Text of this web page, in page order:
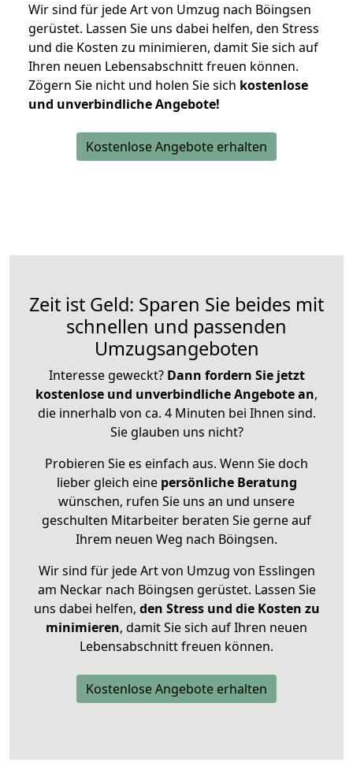
Wir sind für jede Art von Umzug nach Böingsen
gerüstet. Lassen Sie uns dabei helfen, den Stress
und die Kosten zu minimieren, damit Sie sich auf
Ihren neuen Lebensabschnitt freuen können.
Zögern Sie nicht und holen Sie sich kostenlose
und unverbindliche Angebote!
Kostenlose Angebote erhalten
Zeit ist Geld: Sparen Sie beides mit
schnellen und passenden
Umzugsangeboten
Interesse geweckt? Dann fordern Sie jetzt
kostenlose und unverbindliche Angebote an,
die innerhalb von ca. 4 Minuten bei Ihnen sind.
Sie glauben uns nicht?
Probieren Sie es einfach aus. Wenn Sie doch
lieber gleich eine persönliche Beratung
wünschen, rufen Sie uns an und unsere
geschulten Mitarbeiter beraten Sie gerne auf
Ihrem neuen Weg nach Böingsen.
Wir sind für jede Art von Umzug von Esslingen
am Neckar nach Böingsen gerüstet. Lassen Sie
uns dabei helfen, den Stress und die Kosten zu
minimieren, damit Sie sich auf Ihren neuen
Lebensabschnitt freuen können.
Kostenlose Angebote erhalten